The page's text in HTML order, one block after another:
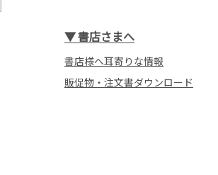
▼書店さまへ
書店様へ耳寄りな情報
販促物・注文書ダウンロード